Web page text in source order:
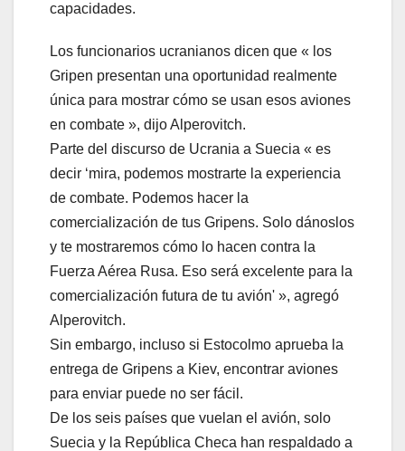
capacidades.
Los funcionarios ucranianos dicen que « los
Gripen presentan una oportunidad realmente
única para mostrar cómo se usan esos aviones
en combate », dijo Alperovitch.
Parte del discurso de Ucrania a Suecia « es
decir ‘mira, podemos mostrarte la experiencia
de combate. Podemos hacer la
comercialización de tus Gripens. Solo dánoslos
y te mostraremos cómo lo hacen contra la
Fuerza Aérea Rusa. Eso será excelente para la
comercialización futura de tu avión' », agregó
Alperovitch.
Sin embargo, incluso si Estocolmo aprueba la
entrega de Gripens a Kiev, encontrar aviones
para enviar puede no ser fácil.
De los seis países que vuelan el avión, solo
Suecia y la República Checa han respaldado a